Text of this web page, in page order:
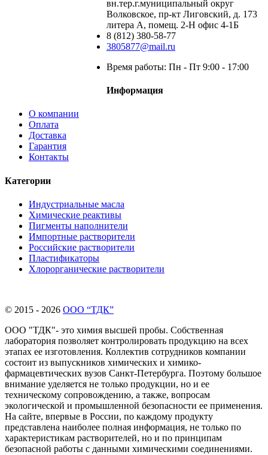
вн.тер.г.муниципальный округ
Волковское, пр-кт Лиговский, д. 173
литера А, помещ. 2-Н офис 4-1Б
8 (812) 380-58-77
3805877@mail.ru
Время работы: Пн - Пт 9:00 - 17:00
Информация
О компании
Оплата
Доставка
Гарантия
Контакты
Категории
Индустриальные масла
Химические реактивы
Пигменты наполнители
Импортные растворители
Российские растворители
Пластификаторы
Хлорорганические растворители
© 2015 - 2026 ООО “ТДК”
ООО "ТДК"- это химия высшей пробы. Собственная
лаборатория позволяет контролировать продукцию на всех
этапах ее изготовления. Коллектив сотрудников компании
состоит из выпускников химических и химико-
фармацевтических вузов Санкт-Петербурга. Поэтому большое
внимание уделяется не только продукции, но и ее
техническому сопровождению, а также, вопросам
экологической и промышленной безопасности ее применения.
На сайте, впервые в России, по каждому продукту
представлена наиболее полная информация, не только по
характеристикам растворителей, но и по принципам
безопасной работы с данными химическими соединениями.